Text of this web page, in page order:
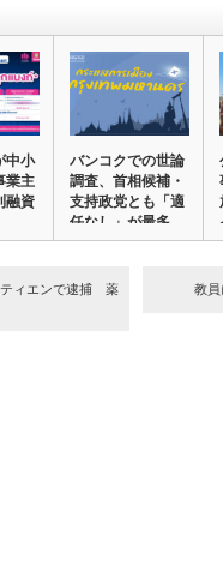
中小
業主
融資
バンコクでの世論
調査、首相候補・
支持政党とも「適
任なし」が最多
ティエンで逮捕 薬
教員